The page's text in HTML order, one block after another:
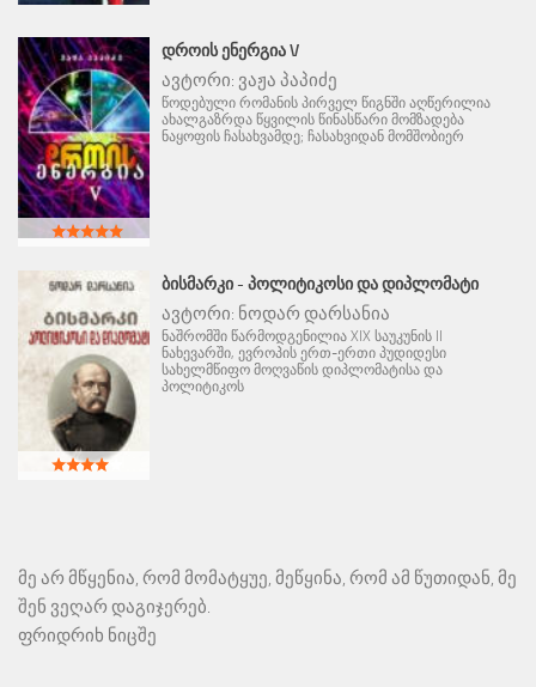
ᲓᲠᲝᲘᲡ ᲔᲜᲔᲠᲒᲘᲐ V
ავტორი: ვაჟა პაპიძე
წოდებული რომანის პირველ წიგნში აღწერილია
ახალგაზრდა წყვილის წინასწარი მომზადება
ნაყოფის ჩასახვამდე; ჩასახვიდან მომშობიერ
ᲑᲘᲡᲛᲐᲠᲙᲘ - ᲞᲝᲚᲘᲢᲘᲙᲝᲡᲘ ᲓᲐ ᲓᲘᲞᲚᲝᲛᲐᲢᲘ
ავტორი: ნოდარ დარსანია
ნაშრომში წარმოდგენილია XIX საუკუნის II
ნახევარში, ევროპის ერთ-ერთი პუდიდესი
სახელმწიფო მოღვაწის დიპლომატისა და
პოლიტიკოს
მე არ მწყენია, რომ მომატყუე, მეწყინა, რომ ამ წუთიდან, მე
შენ ვეღარ დაგიჯერებ.
ფრიდრიხ ნიცშე